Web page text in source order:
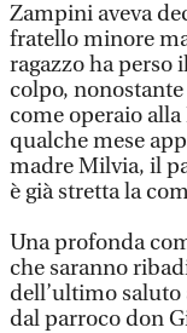
Zampini aveva
fratello minore
ragazzo ha perso
colpo, nonostante
come operaio
qualche mese
madre Milvia, il
è già stretta la
Una profonda
che saranno
dell’ultimo saluto
dal parroco don